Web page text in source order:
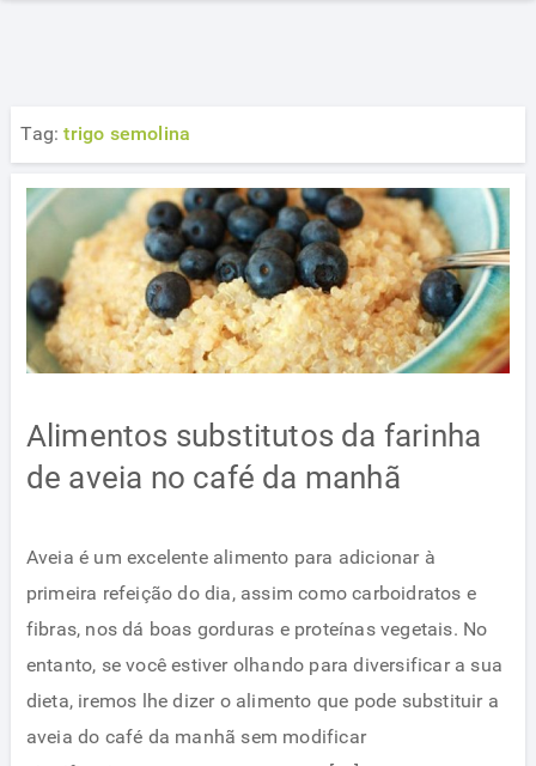
Tag:trigo semolina
Alimentos substitutos da farinha
de aveia no café da manhã
Aveia é um excelente alimento para adicionar à
primeira refeição do dia, assim como carboidratos e
fibras, nos dá boas gorduras e proteínas vegetais. No
entanto, se você estiver olhando para diversificar a sua
dieta, iremos lhe dizer o alimento que pode substituir a
aveia do café da manhã sem modificar